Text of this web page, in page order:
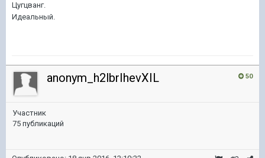
Цугцванг.
Идеальный.
50
anonym_h2lbrIhevXIL
Участник
75 публикаций